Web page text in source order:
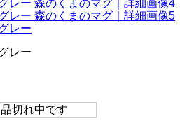
品切れ中です